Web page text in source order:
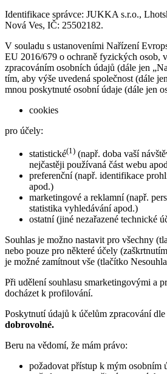
Identifikace správce: JUKKA s.r.o.,
Nová Ves, IČ: 25502182.
V souladu s ustanoveními Nařízení
EU 2016/679 o ochraně fyzických osob,
zpracováním osobních údajů (dále jen
tím, aby výše uvedená společnost (dále
mnou poskytnuté osobní údaje (dále jen
cookies
pro účely:
statistické(1) (např. doba vaší
nejčastěji používaná část webu
preferenční (např. identifikace
apod.)
marketingové a reklamní (např.
statistika vyhledávání apod.)
ostatní (jiné nezařazené technické
Souhlas je možno nastavit pro všechny
nebo pouze pro některé účely
je možné zamítnout vše (tlačítko
Při udělení souhlasu smarketingovými a
docházet k profilování.
Poskytnutí údajů k účelům zpracování
dobrovolné.
Beru na vědomí, že mám právo:
požadovat přístup k mým osobním